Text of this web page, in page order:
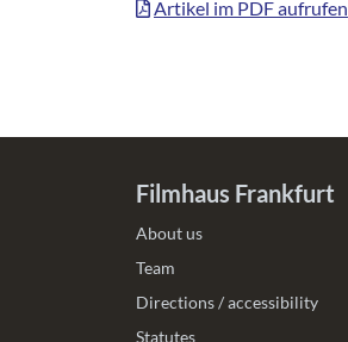
Artikel im PDF aufrufen
Filmhaus Frankfurt
About us
Team
Directions / accessibility
Statutes